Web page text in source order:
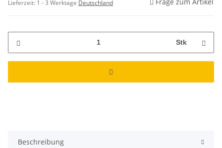
Lieferzeit: 1 - 3 Werktage Deutschland
Stk
Beschreibung